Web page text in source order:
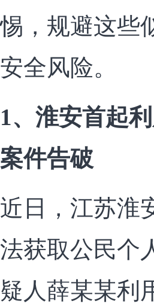
惕，规避这些
安全风险。
1、淮安首起
案件告破
近日，江苏淮
法获取公民个
疑人薛某某利